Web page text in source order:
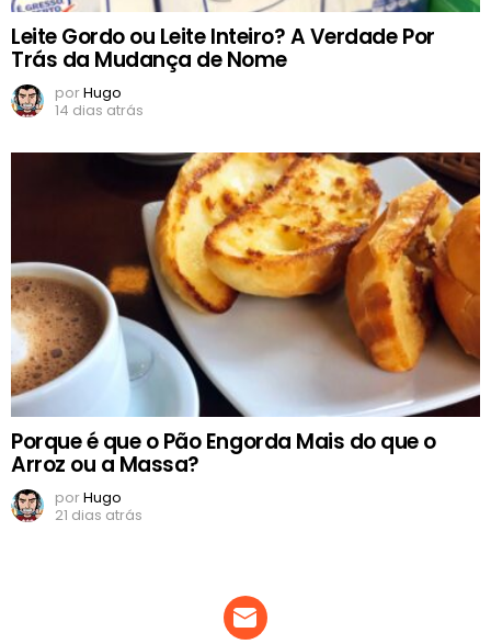
Leite Gordo ou Leite Inteiro? A Verdade Por
Trás da Mudança de Nome
porHugo
14 dias atrás
Porque é que o Pão Engorda Mais do que o
Arroz ou a Massa?
porHugo
21 dias atrás